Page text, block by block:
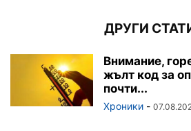
ДРУГИ
Внимание,
жълт код за
почти...
Хроники -